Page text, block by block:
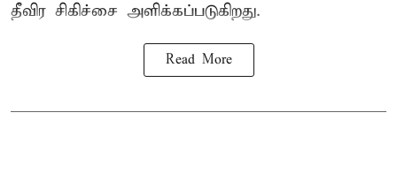
தீவிர சிகிச்சை அளிக்கப்படுகிறது.
Read More